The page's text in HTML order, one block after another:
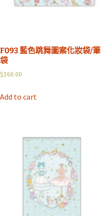
F093 藍色跳舞圖案化妝袋/筆
袋
$160.00
Add to cart